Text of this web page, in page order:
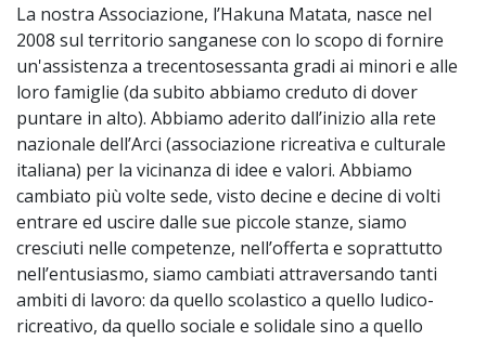
La nostra Associazione, l’Hakuna Matata, nasce nel
2008 sul territorio sanganese con lo scopo di fornire
un'assistenza a trecentosessanta gradi ai minori e alle
loro famiglie (da subito abbiamo creduto di dover
puntare in alto). Abbiamo aderito dall’inizio alla rete
nazionale dell’Arci (associazione ricreativa e culturale
italiana) per la vicinanza di idee e valori. Abbiamo
cambiato più volte sede, visto decine e decine di volti
entrare ed uscire dalle sue piccole stanze, siamo
cresciuti nelle competenze, nell’offerta e soprattutto
nell’entusiasmo, siamo cambiati attraversando tanti
ambiti di lavoro: da quello scolastico a quello ludico-
ricreativo, da quello sociale e solidale sino a quello